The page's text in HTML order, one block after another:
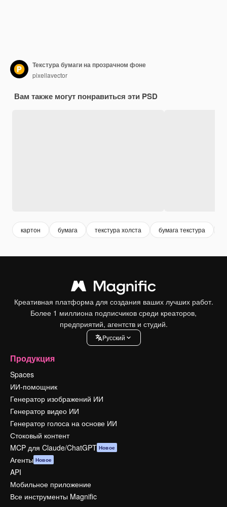
Текстура бумаги на прозрачном фоне
pixellavector
Вам также могут понравиться эти PSD
картон бумага текстура холста бумага текстура
Креативная платформа для создания ваших лучших работ.
Более 1 миллиона подписчиков среди креаторов,
предприятий, агентств и студий.
Pусский
Продукция
Spaces
ИИ-помощник
Генератор изображений ИИ
Генератор видео ИИ
Генератор голоса на основе ИИ
Стоковый контент
MCP для Claude/ChatGPT Новое
Агенты Новое
API
Мобильное приложение
Все инструменты Magnific